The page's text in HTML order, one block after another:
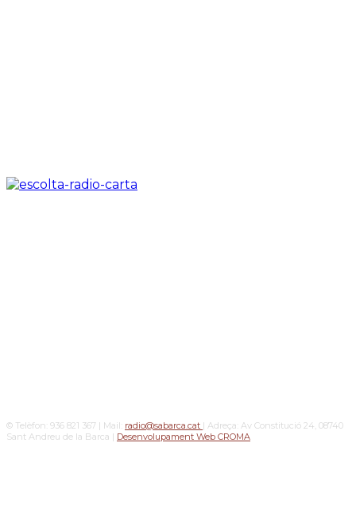
© Telèfon: 936 821 367 | Mail: radio@sabarca.cat | Adreça: Av Constitució 24, 08740
Sant Andreu de la Barca | Desenvolupament Web CROMA